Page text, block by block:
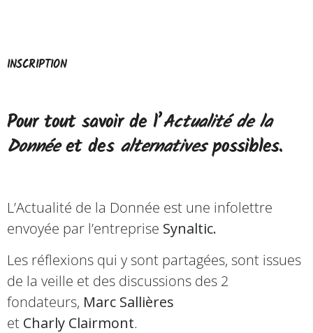
INSCRIPTION
Pour tout savoir de l’Actualité de la
Donnéeet des alternativespossibles.
L’Actualité de la Donnée est une infolettre
envoyée par l’entreprise Synaltic.
Les réflexions qui y sont partagées, sont issues
de la veille et des discussions des 2
fondateurs, Marc Sallières
et Charly Clairmont.